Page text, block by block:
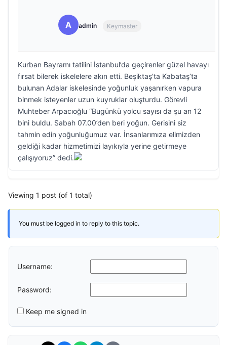
A admin Keymaster
Kurban Bayramı tatilini İstanbul’da geçirenler güzel havayı
fırsat bilerek iskelelere akın etti. Beşiktaş’ta Kabataş’ta
bulunan Adalar iskelesinde yoğunluk yaşanırken vapura
binmek isteyenler uzun kuyruklar oluşturdu. Görevli
Muhteber Arpacıoğlu “Bugünkü yolcu sayısı da şu an 12
bini buldu. Sabah 07.00’den beri yoğun. Gerisini siz
tahmin edin yoğunluğumuz var. İnsanlarımıza elimizden
geldiği kadar hizmetimizi layıkıyla yerine getirmeye
çalışıyoruz” dedi.
Viewing 1 post (of 1 total)
You must be logged in to reply to this topic.
Username:
Password:
Keep me signed in